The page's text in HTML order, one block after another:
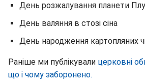
День розжалування планети
День валяння в стозі сіна
День народження картопляних
Раніше ми публікували церковні
що і чому заборонено.